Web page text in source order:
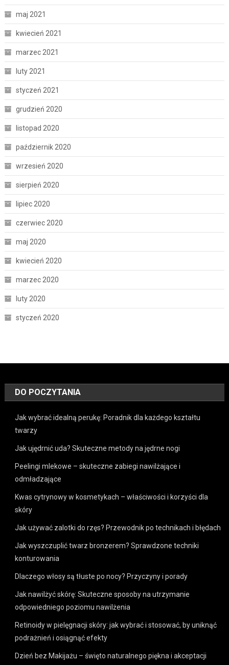
maj 2021
kwiecień 2021
marzec 2021
luty 2021
styczeń 2021
grudzień 2020
listopad 2020
październik 2020
wrzesień 2020
sierpień 2020
lipiec 2020
czerwiec 2020
maj 2020
kwiecień 2020
marzec 2020
luty 2020
styczeń 2020
DO POCZYTANIA
Jak wybrać idealną perukę: Poradnik dla każdego kształtu
twarzy
Jak ujędrnić uda? Skuteczne metody na jędrne nogi
Peelingi mlekowe – skuteczne zabiegi nawilżające i
odmładzające
Kwas cytrynowy w kosmetykach – właściwości i korzyści dla
skóry
Jak używać zalotki do rzęs? Przewodnik po technikach i błędach
Jak wyszczuplić twarz bronzerem? Sprawdzone techniki
konturowania
Dlaczego włosy są tłuste po nocy? Przyczyny i porady
Jak nawilżyć skórę: Skuteczne sposoby na utrzymanie
odpowiedniego poziomu nawilżenia
Retinoidy w pielęgnacji skóry: jak wybrać i stosować, by uniknąć
podrażnień i osiągnąć efekty
Dzień bez Makijażu – święto naturalnego piękna i akceptacji